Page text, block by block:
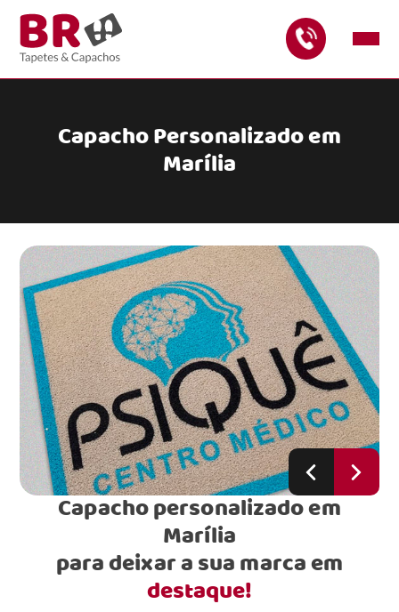
Capacho Personalizado em
Marília
Capacho personalizado em
Marília
para deixar a sua marca em
destaque!